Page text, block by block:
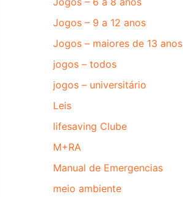
Jogos – 9 a 12 anos
Jogos – maiores de 13 anos
jogos – todos
jogos – universitário
Leis
lifesaving Clube
M+RA
Manual de Emergencias
meio ambiente